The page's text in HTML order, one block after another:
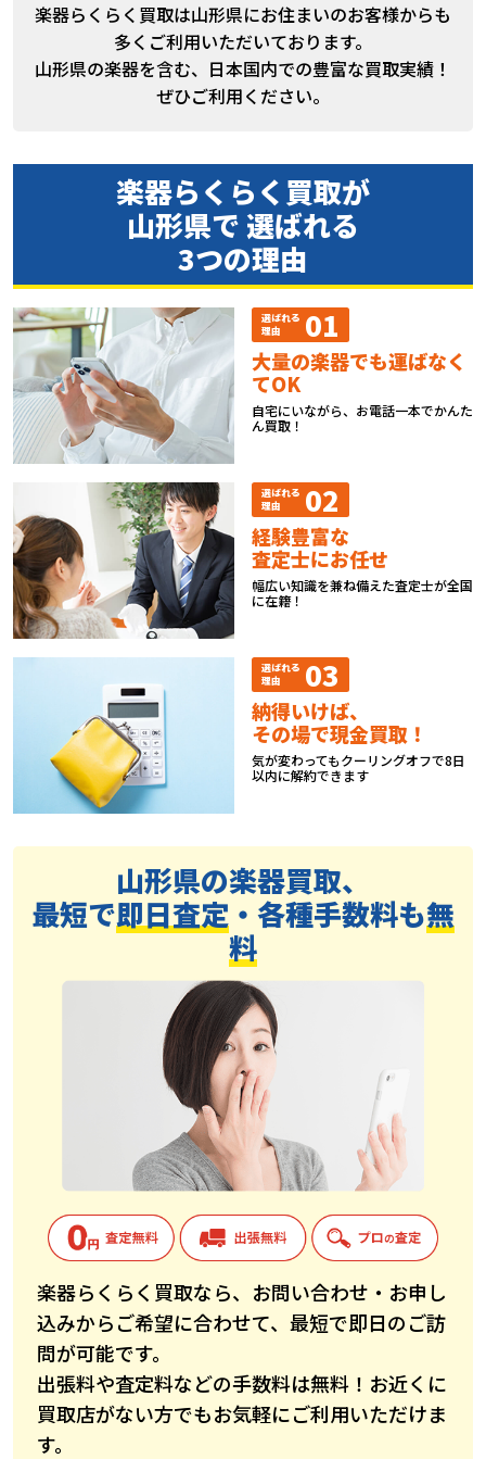
楽器らくらく買取は山形県にお住まいのお客様からも
多くご利用いただいております。
山形県の楽器を含む、日本国内での豊富な買取実績！
ぜひご利用ください。
楽器らくらく買取が
山形県で 選ばれる
3つの理由
選ばれる
理由
01
大量の楽器でも運ばなく
てOK
自宅にいながら、お電話一本でかんた
ん買取！
選ばれる
理由
02
経験豊富な
査定士にお任せ
幅広い知識を兼ね備えた査定士が全国
に在籍！
選ばれる
理由
03
納得いけば、
その場で現金買取！
気が変わってもクーリングオフで8日
以内に解約できます
山形県の楽器買取、
最短で即日査定 ・各種手数料も無
料
楽器らくらく買取なら、お問い合わせ・お申し
込みからご希望に合わせて、最短で即日のご訪
問が可能です。
出張料や査定料などの手数料は無料！お近くに
買取店がない方でもお気軽にご利用いただけま
す。